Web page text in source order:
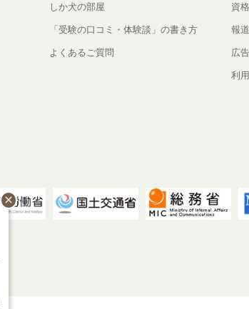
しか犬の部屋
「受験の口コミ・体験談」の書き方
よくあるご質問
資
報
広
利
close